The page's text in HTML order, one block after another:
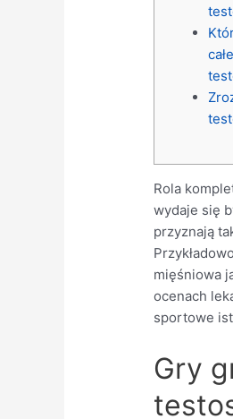
Rola
wydaje się
przyznają
mięśniowa
ocenach
sportowe
Gry